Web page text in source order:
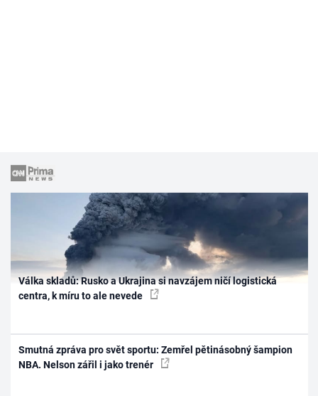
Válka skladů: Rusko a Ukrajina si navzájem ničí logistická
centra, k míru to ale nevede
Smutná zpráva pro svět sportu: Zemřel pětinásobný šampion
NBA. Nelson zářil i jako trenér